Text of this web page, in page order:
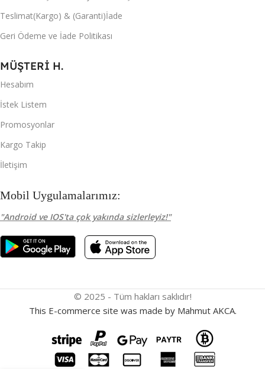
Teslimat(Kargo) & (Garanti)İade
Geri Ödeme ve İade Politikası
MÜŞTERİ H.
Hesabım
İstek Listem
Promosyonlar
Kargo Takip
İletişim
Mobil Uygulamalarımız:
"Android ve IOS'ta çok yakında sizlerleyiz!"
© 2025 - Tüm hakları saklıdır!
This E-commerce site was made by Mahmut AKCA.